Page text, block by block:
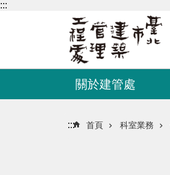
跳到主要內容區塊
:::
關於建管處
::: 首頁 科室業務